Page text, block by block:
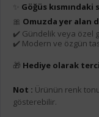
Göğüs kısmındaki
🎀 Omuzda yer alan
✔️ Gündelik veya özel
✔️ Modern ve özgün
🎁 Hediye olarak
Not : Ürünün renk
gösterebilir.